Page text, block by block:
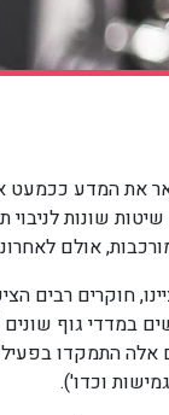
את המדע ככמעט
שונות
אולם לאחרונה התפרסם
חוקרים רבים
במדדי גוף שונים
אלה התמקדו
וכדו').